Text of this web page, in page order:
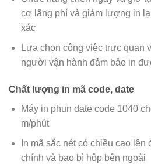
cơ lãng phí và giảm lượng in
xác
Lựa chọn công việc trực quan
người vận hành đảm bảo in
Chất lượng in mã code, date
Máy in phun date code 1040
m/phút
In mã sắc nét có chiều cao
chính và bao bì hộp bên ngoài